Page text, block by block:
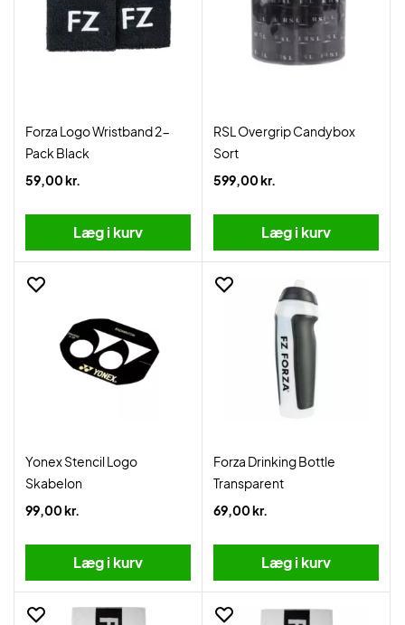
Forza Logo Wristband 2-
Pack Black
59,00 kr.
Læg i kurv
RSL Overgrip Candybox
Sort
599,00 kr.
Læg i kurv
Yonex Stencil Logo
Skabelon
99,00 kr.
Læg i kurv
Forza Drinking Bottle
Transparent
69,00 kr.
Læg i kurv